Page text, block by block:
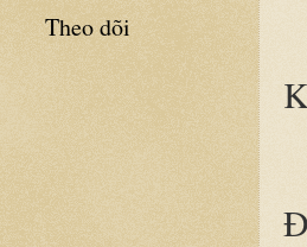
Theo dõi